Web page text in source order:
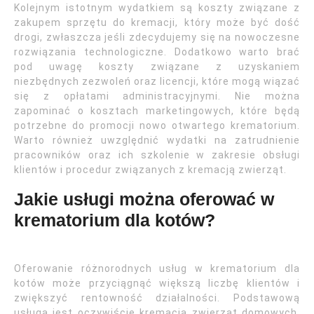
Kolejnym istotnym wydatkiem są koszty związane z
zakupem sprzętu do kremacji, który może być dość
drogi, zwłaszcza jeśli zdecydujemy się na nowoczesne
rozwiązania technologiczne. Dodatkowo warto brać
pod uwagę koszty związane z uzyskaniem
niezbędnych zezwoleń oraz licencji, które mogą wiązać
się z opłatami administracyjnymi. Nie można
zapominać o kosztach marketingowych, które będą
potrzebne do promocji nowo otwartego krematorium.
Warto również uwzględnić wydatki na zatrudnienie
pracowników oraz ich szkolenie w zakresie obsługi
klientów i procedur związanych z kremacją zwierząt.
Jakie usługi można oferować w
krematorium dla kotów?
Oferowanie różnorodnych usług w krematorium dla
kotów może przyciągnąć większą liczbę klientów i
zwiększyć rentowność działalności. Podstawową